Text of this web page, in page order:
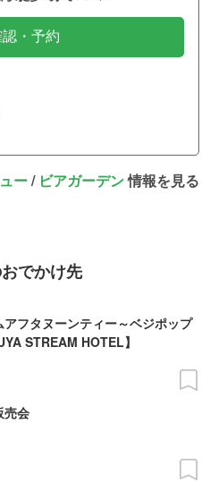
・予約
ー/ ビアガーデン情報を見る
でかけ先
アフタヌーンティー～ベジポップ
STREAM HOTEL】
売会